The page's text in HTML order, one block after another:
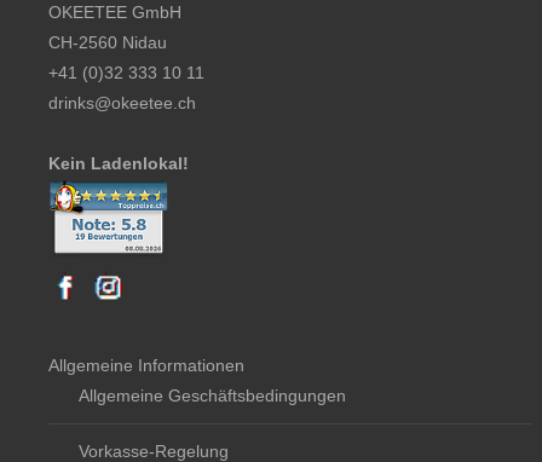
OKEETEE GmbH
CH-2560 Nidau
+41 (0)32 333 10 11
drinks@okeetee.ch
Kein Ladenlokal!
Allgemeine Informationen
Allgemeine Geschäftsbedingungen
Vorkasse-Regelung